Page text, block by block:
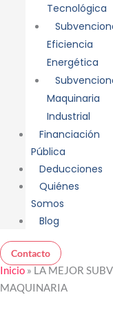
Tecnológica
Eficiencia
Energética
Maquinaria
Industrial
Financiación
Pública
Deducciones
Quiénes
Somos
Blog
Contacto
Inicio » LA MEJOR
MAQUINARIA